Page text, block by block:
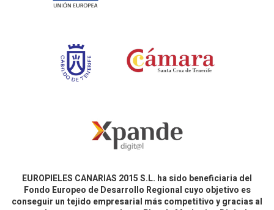
EUROPIELES CANARIAS 2015 S.L. ha sido beneficiaria del
Fondo Europeo de Desarrollo Regional cuyo objetivo es
conseguir un tejido empresarial más competitivo y gracias al